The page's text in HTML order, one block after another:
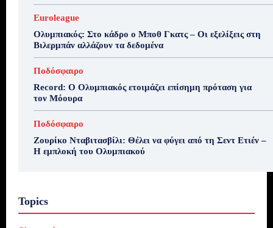
Euroleague
Ολυμπιακός: Στο κάδρο ο Μποθ Γκατς – Οι εξελίξεις στη
Βιλερμπάν αλλάζουν τα δεδομένα
Ποδόσφαιρο
Record: Ο Ολυμπιακός ετοιμάζει επίσημη πρόταση για
τον Μόουρα
Ποδόσφαιρο
Ζουρίκο Νταβιτασβίλι: Θέλει να φύγει από τη Σεντ Ετιέν –
Η εμπλοκή του Ολυμπιακού
Topics